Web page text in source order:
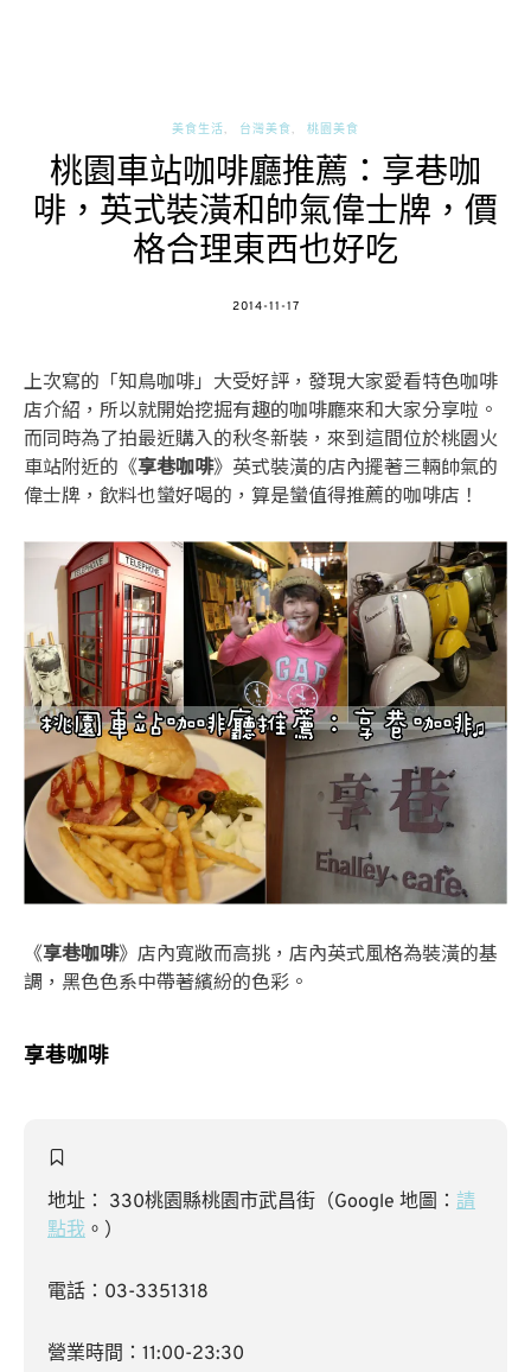
美食生活 台灣美食 桃園美食
桃園車站咖啡廳推薦：享巷咖
啡，英式裝潢和帥氣偉士牌，價
格合理東西也好吃
POSTED
2014-11-17
上次寫的「知鳥咖啡」大受好評，發現大家愛看特色咖啡
店介紹，所以就開始挖掘有趣的咖啡廳來和大家分享啦。
而同時為了拍最近購入的秋冬新裝，來到這間位於桃園火
車站附近的《享巷咖啡》英式裝潢的店內擺著三輛帥氣的
偉士牌，飲料也蠻好喝的，算是蠻值得推薦的咖啡店！
《享巷咖啡》店內寬敞而高挑，店內英式風格為裝潢的基
調，黑色色系中帶著繽紛的色彩。
享巷咖啡
地址： 330桃園縣桃園市武昌街（Google 地圖： 請
點我 。）
電話：03-3351318
營業時間：11:00-23:30